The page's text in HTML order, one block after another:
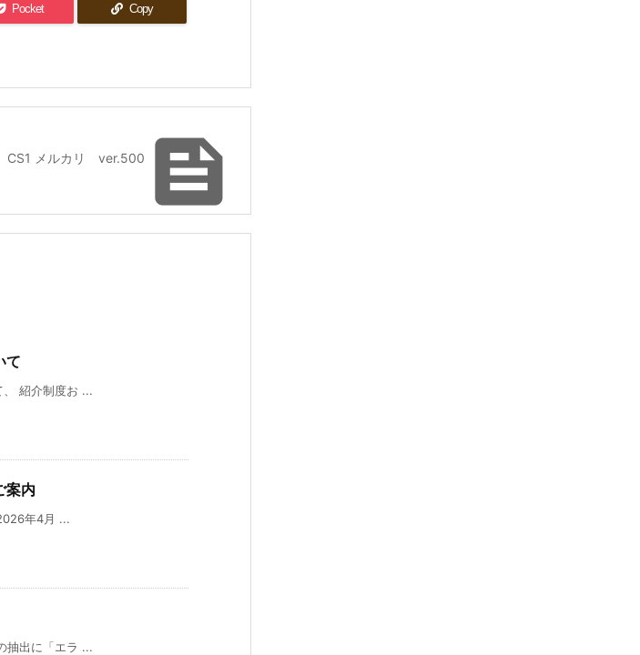
Pocket Copy

CS1 メルカリ ver.500
て
、 紹介制度お ...
案内
年4月 ...
抽出に「エラ ...